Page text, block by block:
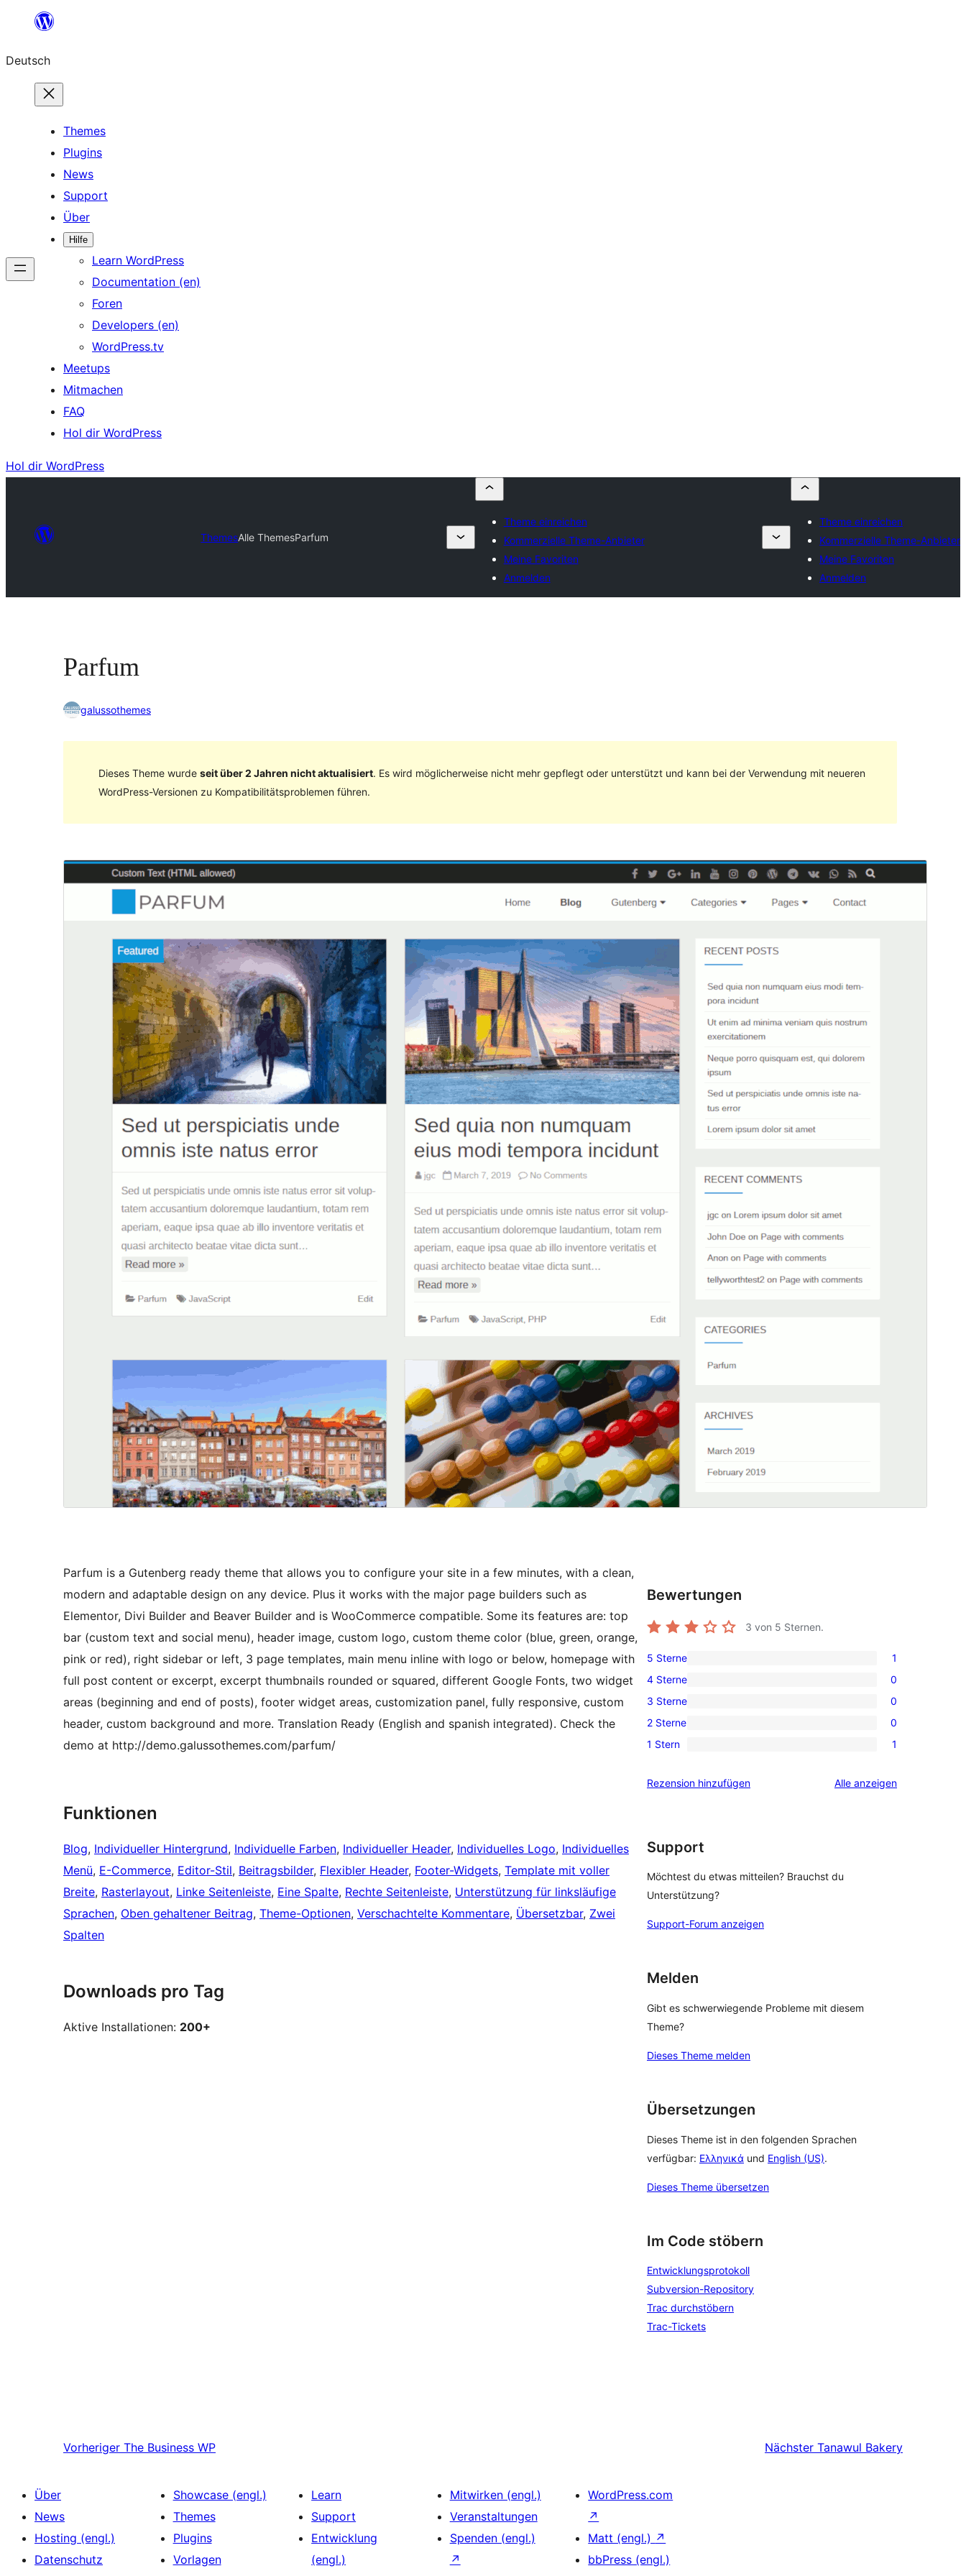
springen
Deutsch
Themes
Plugins
News
Support
Über
Hilfe
Learn WordPress
Documentation (en)
Foren
Developers (en)
WordPress.tv
Meetups
Mitmachen
FAQ
Hol dir WordPress
Hol dir WordPress
ThemesAlle ThemesParfum
Theme einreichen
Kommerzielle Theme-Anbieter
Meine Favoriten
Anmelden
Theme einreichen
Kommerzielle Theme-Anbieter
Meine Favoriten
Anmelden
Parfum
galussothemes
Dieses Theme wurde seit über 2 Jahren nicht aktualisiert. Es wird möglicherweise nicht mehr gepflegt oder unterstützt und kann bei der Verwendung mit neueren
WordPress-Versionen zu Kompatibilitätsproblemen führen.
VorschauHerunterladen
Version
WordPress-Version
PHP-Version
Theme-Homepage
Parfum is a Gutenberg ready theme that allows you to configure your site in a few minutes, with a clean,
modern and adaptable design on any device. Plus it works with the major page builders such as
Elementor, Divi Builder and Beaver Builder and is WooCommerce compatible. Some its features are: top
bar (custom text and social menu), header image, custom logo, custom theme color (blue, green, orange,
pink or red), right sidebar or left, 3 page templates, main menu inline with logo or below, homepage with
full post content or excerpt, excerpt thumbnails rounded or squared, different Google Fonts, two widget
areas (beginning and end of posts), footer widget areas, customization panel, fully responsive, custom
header, custom background and more. Translation Ready (English and spanish integrated). Check the
demo at http://demo.galussothemes.com/parfum/
Funktionen
Blog, Individueller Hintergrund, Individuelle Farben, Individueller Header, Individuelles Logo, Individuelles
Menü, E-Commerce, Editor-Stil, Beitragsbilder, Flexibler Header, Footer-Widgets, Template mit voller
Breite, Rasterlayout, Linke Seitenleiste, Eine Spalte, Rechte Seitenleiste, Unterstützung für linksläufige
Sprachen, Oben gehaltener Beitrag, Theme-Optionen, Verschachtelte Kommentare, Übersetzbar, Zwei
Spalten
Downloads pro Tag
Aktive Installationen: 200+
Bewertungen
3 von 5 Sternen.
1 5-
Sterne-
Rezension
5 Sterne 1
0 4-
Sterne-
Rezensionen
4 Sterne 0
0 3-
Sterne-
Rezensionen
3 Sterne 0
0 2-
Sterne-
2 Sterne 0
1 1-
Rezension
1 Stern 1
Rezension hinzufügen Alle Rezensionen
anzeigen
Support
Möchtest du etwas mitteilen? Brauchst du
Unterstützung?
Support-Forum anzeigen
Melden
Gibt es schwerwiegende Probleme mit diesem
Theme?
Dieses Theme melden
Übersetzungen
Dieses Theme ist in den folgenden Sprachen
verfügbar: Ελληνικά und English (US).
Dieses Theme übersetzen
Im Code stöbern
Entwicklungsprotokoll
Subversion-Repository
Trac durchstöbern
Trac-Tickets
Vorheriger The Business WP Nächster Tanawul Bakery
Über
News
Hosting (engl.)
Datenschutz
Showcase (engl.)
Themes
Plugins
Vorlagen
Learn
Support
Entwicklung
(engl.)
Mitwirken (engl.)
Veranstaltungen
Spenden (engl.)
↗
WordPress.com
↗
Matt (engl.) ↗
bbPress (engl.)